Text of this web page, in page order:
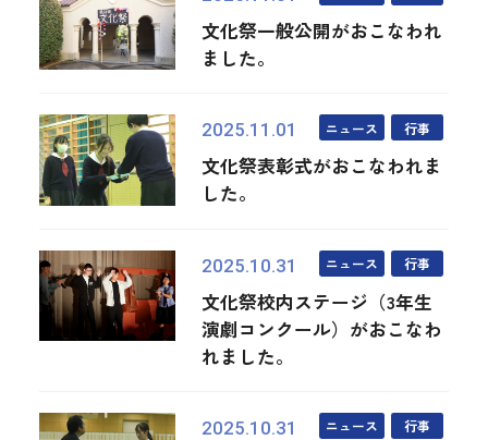
文化祭一般公開がおこなわれ
ました。
2025.11.01 ニュース 行事
文化祭表彰式がおこなわれま
した。
2025.10.31 ニュース 行事
文化祭校内ステージ（3年生
演劇コンクール）がおこなわ
れました。
2025.10.31 ニュース 行事